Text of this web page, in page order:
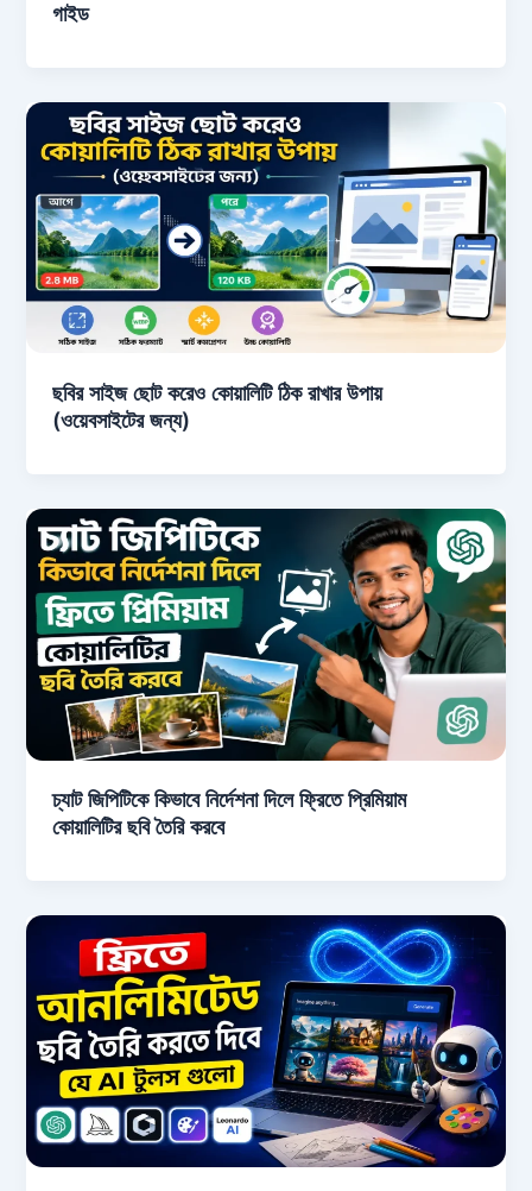
গাইড
ছবির সাইজ ছোট করেও কোয়ালিটি ঠিক রাখার উপায়
(ওয়েবসাইটের জন্য)
চ্যাট জিপিটিকে কিভাবে নির্দেশনা দিলে ফ্রিতে প্রিমিয়াম
কোয়ালিটির ছবি তৈরি করবে